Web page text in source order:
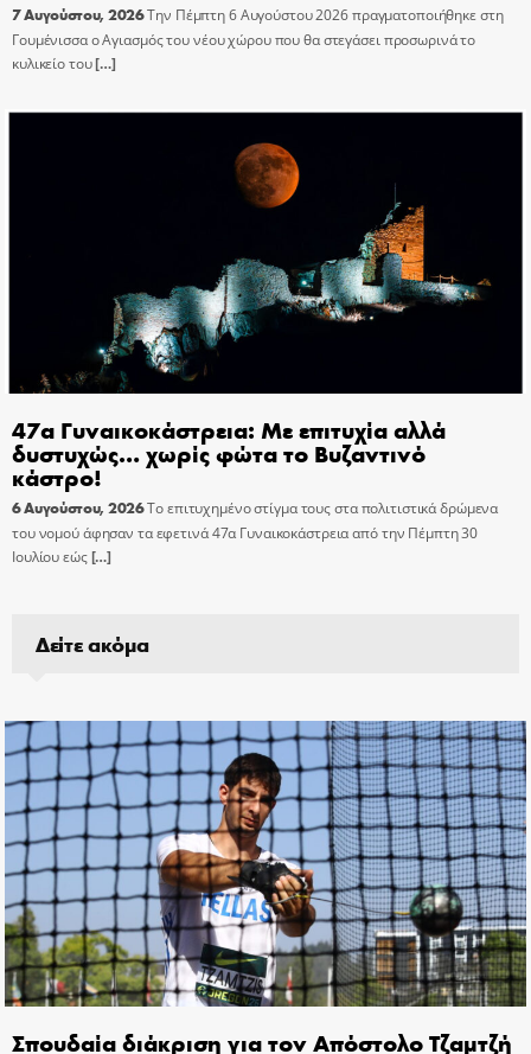
7 Αυγούστου, 2026Την Πέμπτη 6 Αυγούστου 2026 πραγματοποιήθηκε στη
Γουμένισσα ο Αγιασμός του νέου χώρου που θα στεγάσει προσωρινά το
κυλικείο του[…]
47α Γυναικοκάστρεια: Με επιτυχία αλλά
δυστυχώς… χωρίς φώτα το Βυζαντινό
κάστρο!
6 Αυγούστου, 2026Το επιτυχημένο στίγμα τους στα πολιτιστικά δρώμενα
του νομού άφησαν τα εφετινά 47α Γυναικοκάστρεια από την Πέμπτη 30
Ιουλίου εώς[…]
Δείτε ακόμα
Σπουδαία διάκριση για τον Απόστολο Τζαμτζή